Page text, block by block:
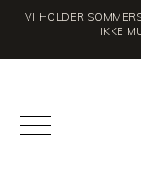
VI HOLDER
IKKE